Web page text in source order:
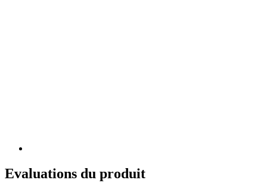
Evaluations du produit